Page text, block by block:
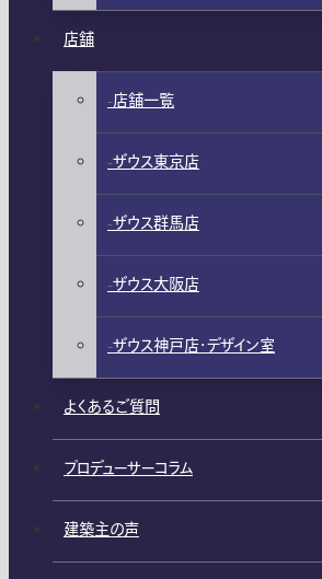
店舗
店舗一覧
ザウス東京店
ザウス群馬店
ザウス大阪店
ザウス神戸店・デザイン室
よくあるご質問
プロデューサーコラム
建築主の声